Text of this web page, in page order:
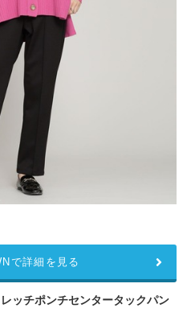
ッチポンチセンタータックパン
で詳細を見る